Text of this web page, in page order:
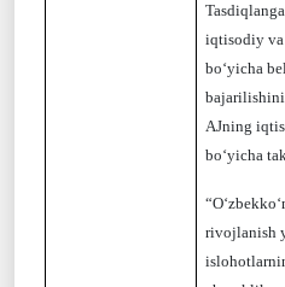
iqtisodiy
bo‘yicha
bajarilishini
AJning
bo‘yicha
rivojlanish